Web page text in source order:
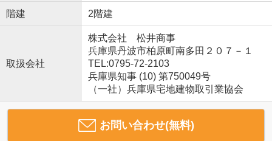
階建 2階建
取扱会社
株式会社 松井商事
兵庫県丹波市柏原町南多田２０７－１
TEL:0795-72-2103
兵庫県知事 (10) 第750049号
（一社）兵庫県宅地建物取引業協会
お問い合わせ(無料)